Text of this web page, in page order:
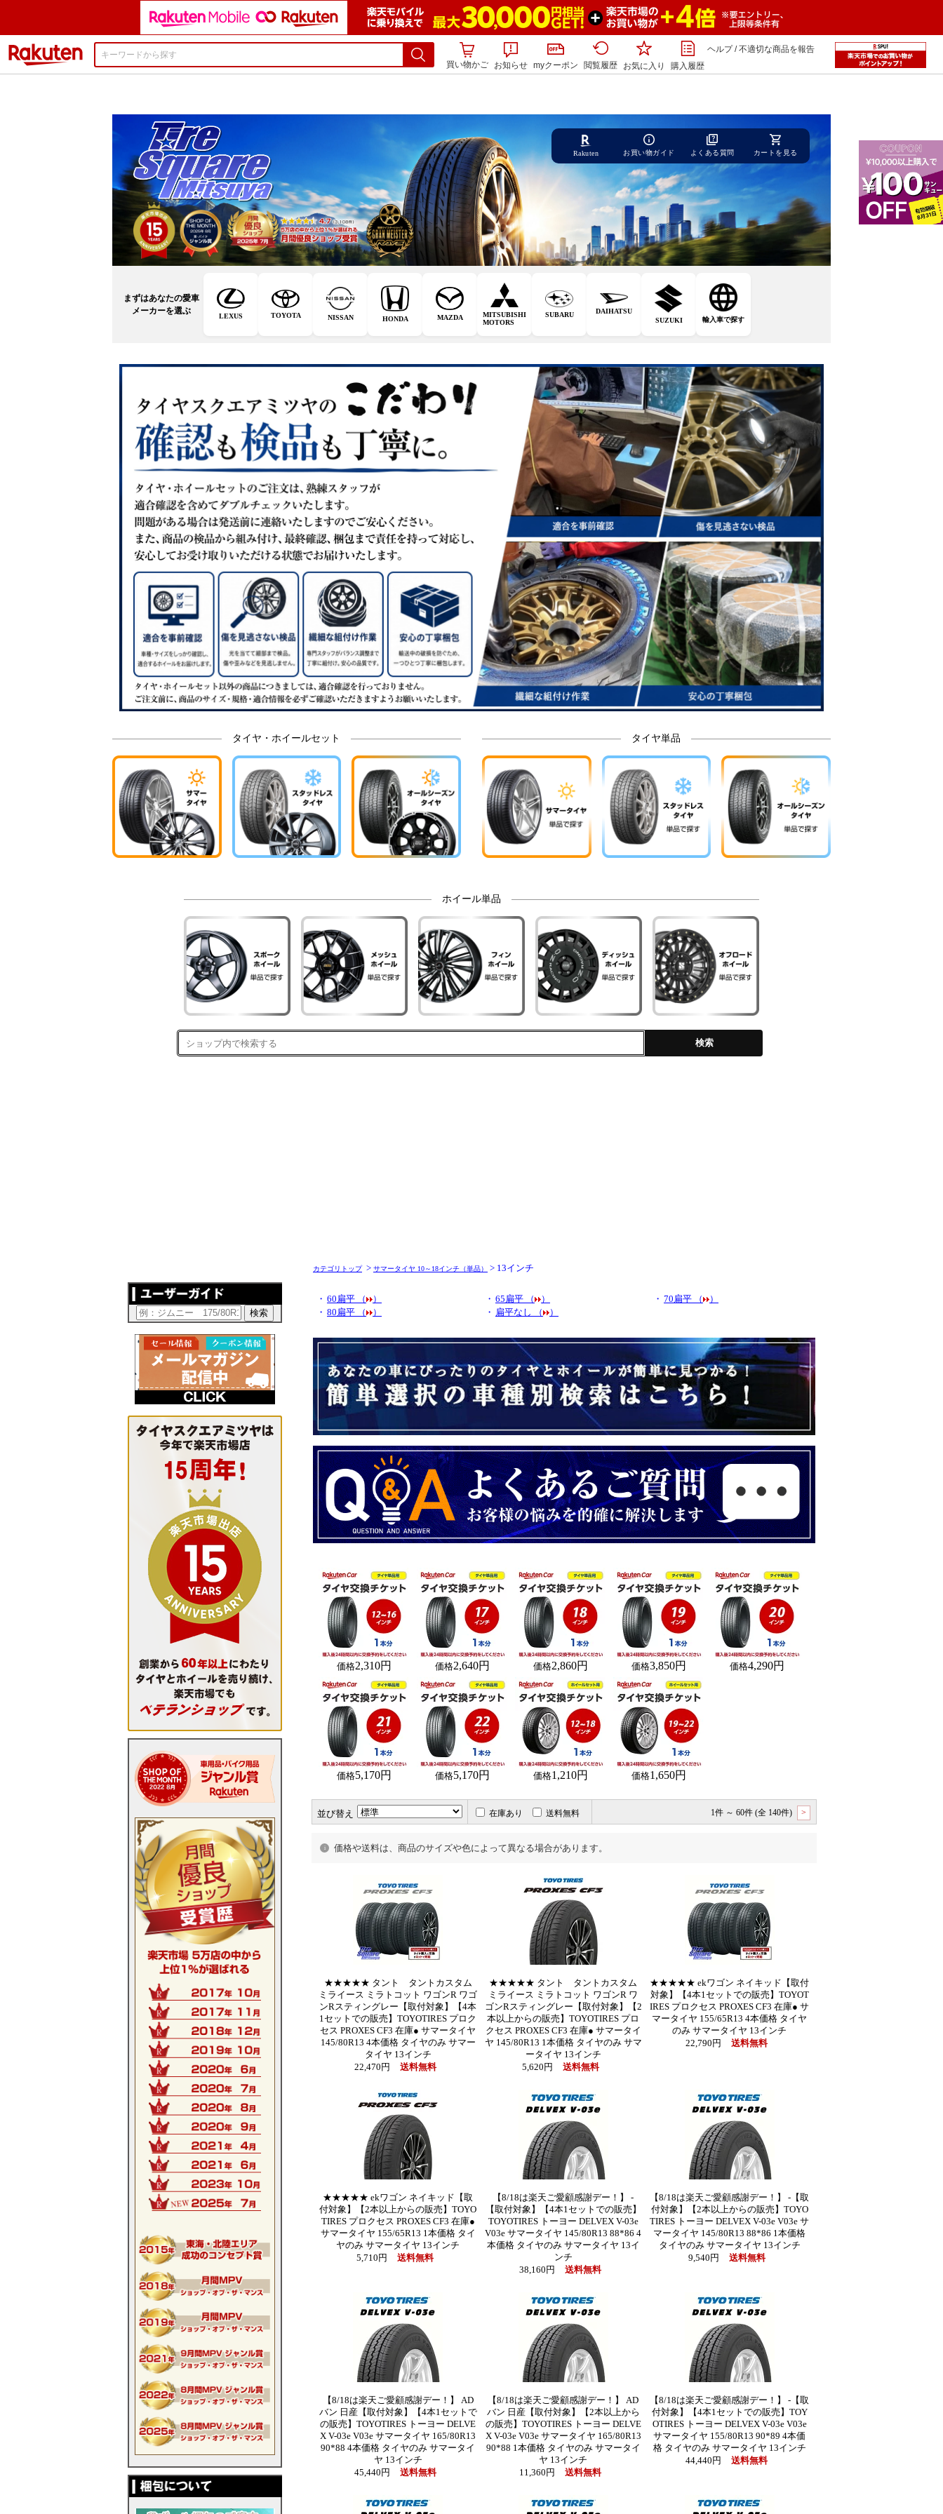
買い物かご
お知らせ myクーポン 閲覧履歴 お気に入り 購入履歴
ヘルプ/不適切な商品を報告
Rakuten お買い物ガイド よくある質問 カートを見る
まずはあなたの愛車
メーカーを選ぶ
LEXUS TOYOTA NISSAN HONDA MAZDA
MITSUBISHI
MOTORS
SUBARU
DAIHATSU
SUZUKI
輸入車で探す
タイヤ・ホイールセット タイヤ単品
ホイール単品
カテゴリトップ> サマータイヤ 10～18インチ（単品） > 13インチ
・ 60扁平 （ ） ・ 65扁平 （ ） ・ 70扁平 （
）
・ 80扁平 （ ） ・ 扁平なし （ ）
価格2,310円 価格2,640円 価格2,860円 価格3,850円 価格4,290円
価格5,170円 価格5,170円 価格1,210円 価格1,650円
並び替え 在庫あり 送料無料 1件 ～ 60件 (全 140件) >
価格や送料は、商品のサイズや色によって異なる場合があります。
★★★★★ タント タントカスタム
ミライース ミラトコット ワゴンR ワゴ
ンRスティングレー【取付対象】【4本
1セットでの販売】TOYOTIRES プロク
セス PROXES CF3 在庫● サマータイヤ
145/80R13 4本価格 タイヤのみ サマー
タイヤ 13インチ
22,470円
送料無料
★★★★★ タント タントカスタム
ミライース ミラトコット ワゴンR ワ
ゴンRスティングレー【取付対象】【2
本以上からの販売】TOYOTIRES プロ
クセス PROXES CF3 在庫● サマータイ
ヤ 145/80R13 1本価格 タイヤのみ サマ
ータイヤ 13インチ
5,620円
送料無料
★★★★★ ekワゴン ネイキッド【取付
対象】【4本1セットでの販売】TOYOT
IRES プロクセス PROXES CF3 在庫● サ
マータイヤ 155/65R13 4本価格 タイヤ
のみ サマータイヤ 13インチ
22,790円
送料無料
★★★★★ ekワゴン ネイキッド【取
付対象】【2本以上からの販売】TOYO
TIRES プロクセス PROXES CF3 在庫●
サマータイヤ 155/65R13 1本価格 タイ
ヤのみ サマータイヤ 13インチ
5,710円
送料無料
【8/18は楽天ご愛顧感謝デー！】 -
【取付対象】【4本1セットでの販売】
TOYOTIRES トーヨー DELVEX V-03e
V03e サマータイヤ 145/80R13 88*86 4
本価格 タイヤのみ サマータイヤ 13イ
ンチ
38,160円
送料無料
【8/18は楽天ご愛顧感謝デー！】 -【取
付対象】【2本以上からの販売】TOYO
TIRES トーヨー DELVEX V-03e V03e サ
マータイヤ 145/80R13 88*86 1本価格
タイヤのみ サマータイヤ 13インチ
9,540円
送料無料
【8/18は楽天ご愛顧感謝デー！】 AD
バン 日産【取付対象】【4本1セットで
の販売】TOYOTIRES トーヨー DELVE
X V-03e V03e サマータイヤ 165/80R13
90*88 4本価格 タイヤのみ サマータイ
ヤ 13インチ
45,440円
送料無料
【8/18は楽天ご愛顧感謝デー！】 AD
バン 日産【取付対象】【2本以上から
の販売】TOYOTIRES トーヨー DELVE
X V-03e V03e サマータイヤ 165/80R13
90*88 1本価格 タイヤのみ サマータイ
ヤ 13インチ
11,360円
送料無料
【8/18は楽天ご愛顧感謝デー！】 -【取
付対象】【4本1セットでの販売】TOY
OTIRES トーヨー DELVEX V-03e V03e
サマータイヤ 155/80R13 90*89 4本価
格 タイヤのみ サマータイヤ 13インチ
44,440円
送料無料